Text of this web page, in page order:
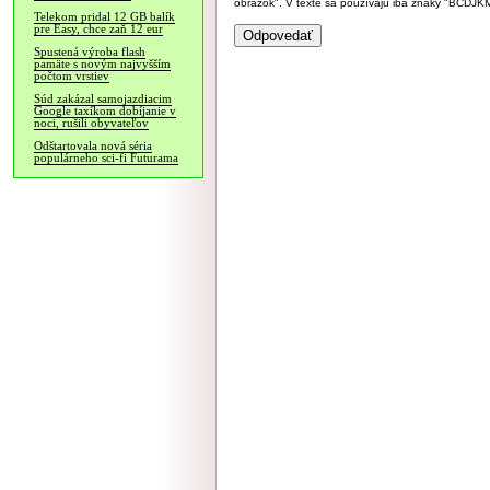
Telekom pridal 12 GB balík
pre Easy, chce zaň 12 eur
Spustená výroba flash
pamäte s novým najvyšším
počtom vrstiev
Súd zakázal samojazdiacim
Google taxíkom dobíjanie v
noci, rušili obyvateľov
Odštartovala nová séria
populárneho sci-fi Futurama
obrázok". V texte sa používajú iba znaky